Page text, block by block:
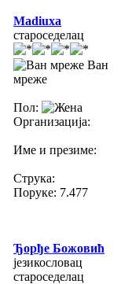
Madiuxa
староседелац
Ван
мреже
Пол:
Организација:
Име и презиме:
Струка:
Поруке: 7.477
Ђорђе Божовић
језикословац
староседелац